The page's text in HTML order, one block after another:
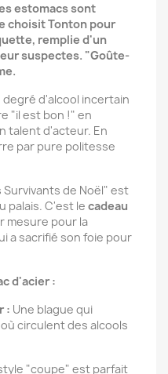
estomacs sont
choisit Tonton pour
remplie d'un
suspectes. "Goûte-
degré d'alcool incertain
"il est bon !" en
talent d'acteur. En
par pure politesse
Survivants de Noël" est
palais. C'est le cadeau
mesure pour la
a sacrifié son foie pour
d'acier :
: Une blague qui
circulent des alcools
"coupe" est parfait